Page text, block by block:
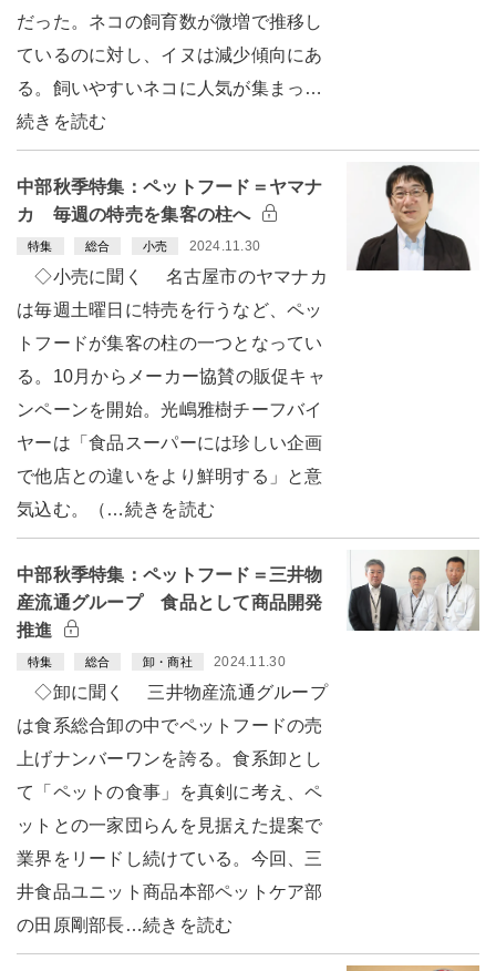
だった。ネコの飼育数が微増で推移し
ているのに対し、イヌは減少傾向にあ
る。飼いやすいネコに人気が集まっ…
続きを読む
中部秋季特集：ペットフード＝ヤマナ
カ 毎週の特売を集客の柱へ
特集 総合 小売 2024.11.30
◇小売に聞く 名古屋市のヤマナカ
は毎週土曜日に特売を行うなど、ペッ
トフードが集客の柱の一つとなってい
る。10月からメーカー協賛の販促キャ
ンペーンを開始。光嶋雅樹チーフバイ
ヤーは「食品スーパーには珍しい企画
で他店との違いをより鮮明する」と意
気込む。（…続きを読む
中部秋季特集：ペットフード＝三井物
産流通グループ 食品として商品開発
推進
特集 総合 卸・商社 2024.11.30
◇卸に聞く 三井物産流通グループ
は食系総合卸の中でペットフードの売
上げナンバーワンを誇る。食系卸とし
て「ペットの食事」を真剣に考え、ペ
ットとの一家団らんを見据えた提案で
業界をリードし続けている。今回、三
井食品ユニット商品本部ペットケア部
の田原剛部長…続きを読む